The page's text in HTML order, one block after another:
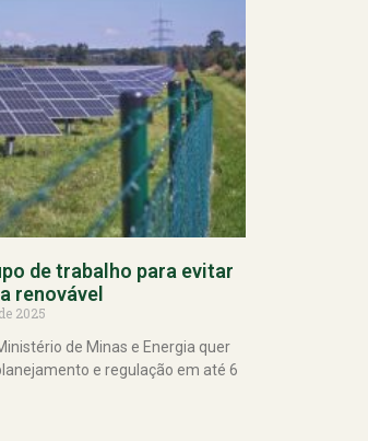
de trabalho para evitar
renovável
2025
de Minas e Energia quer
e regulação em até 6